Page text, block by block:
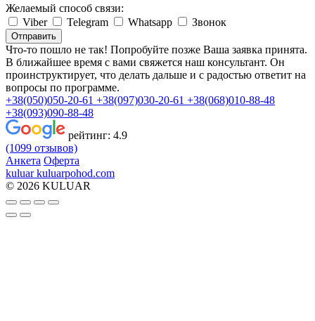
Желаемый способ связи:
Viber
Telegram Whatsapp Звонок
Отправить
Что-то пошло не так! Попробуйте позже Ваша заявка принята.
В ближайшее время с вами свяжется наш консультант. Он
проинструктирует, что делать дальше и с радостью ответит на
вопросы по программе.
+38(050)050-20-61 +38(097)030-20-61 +38(068)010-88-48
+38(093)090-88-48
рейтинг: 4.9
(1099 отзывов)
Анкета Оферта
kuluar kuluarpohod.com
© 2026 KULUAR